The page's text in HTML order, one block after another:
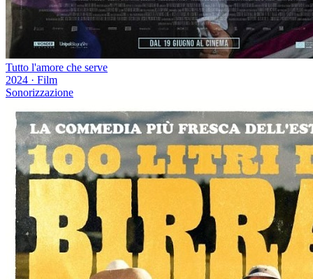
Tutto l'amore che serve
2024 · Film
Sonorizzazione